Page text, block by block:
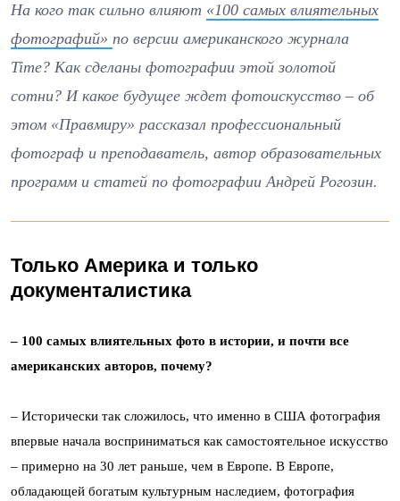
На кого так сильно влияют «100 самых влиятельных
фотографий» по версии американского журнала
Time? Как сделаны фотографии этой золотой
сотни? И какое будущее ждет фотоискусство – об
этом «Правмиру» рассказал профессиональный
фотограф и преподаватель, автор образовательных
программ и статей по фотографии Андрей Рогозин.
Только Америка и только
документалистика
– 100 самых влиятельных фото в истории, и почти все
американских авторов, почему?
– Исторически так сложилось, что именно в США фотография
впервые начала восприниматься как самостоятельное искусство
– примерно на 30 лет раньше, чем в Европе. В Европе,
обладающей богатым культурным наследием, фотография